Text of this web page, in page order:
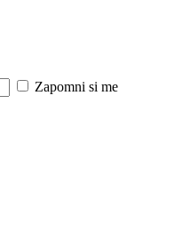
Zapomni si me